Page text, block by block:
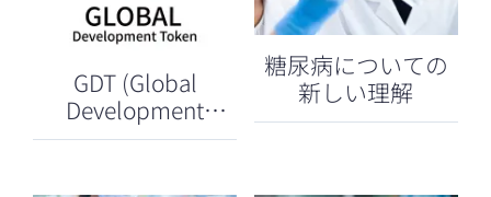
GDT (Global
Development
Token)について
糖尿病についての
新しい理解